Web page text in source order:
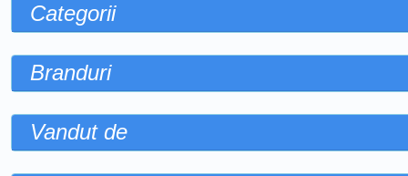
Categorii
Branduri
Vandut de